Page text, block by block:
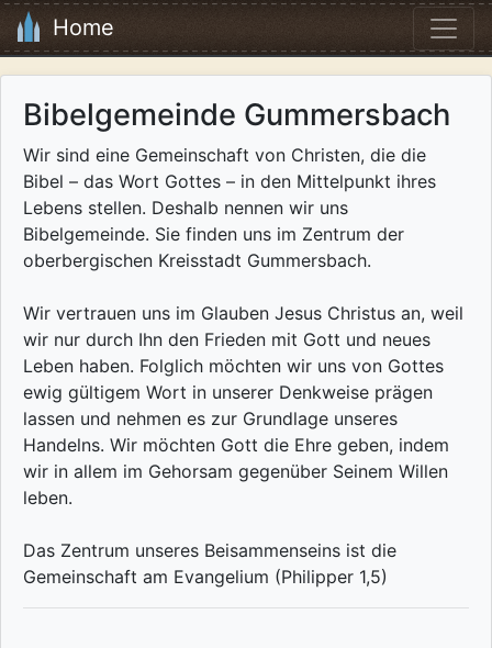
Home
Bibelgemeinde Gummersbach
Wir sind eine Gemeinschaft von Christen, die die
Bibel – das Wort Gottes – in den Mittelpunkt ihres
Lebens stellen. Deshalb nennen wir uns
Bibelgemeinde. Sie finden uns im Zentrum der
oberbergischen Kreisstadt Gummersbach.
Wir vertrauen uns im Glauben Jesus Christus an, weil
wir nur durch Ihn den Frieden mit Gott und neues
Leben haben. Folglich möchten wir uns von Gottes
ewig gültigem Wort in unserer Denkweise prägen
lassen und nehmen es zur Grundlage unseres
Handelns. Wir möchten Gott die Ehre geben, indem
wir in allem im Gehorsam gegenüber Seinem Willen
leben.
Das Zentrum unseres Beisammenseins ist die
Gemeinschaft am Evangelium (Philipper 1,5)